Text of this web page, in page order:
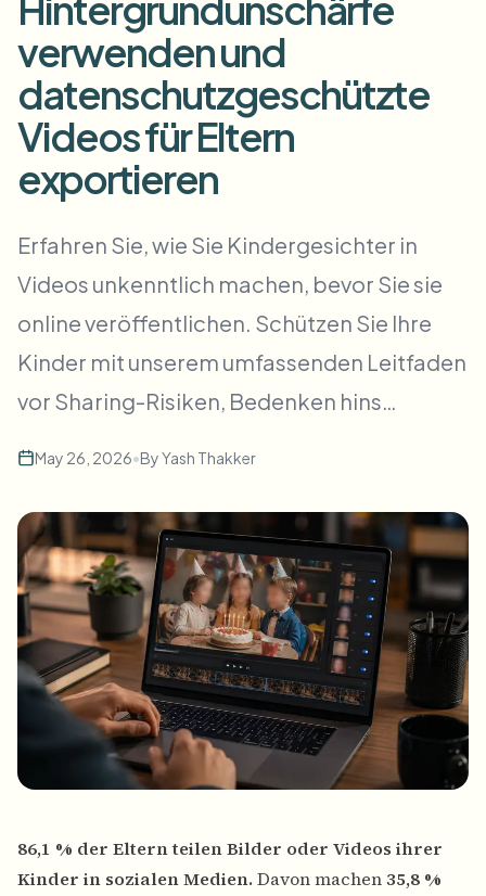
Gesichtstausch - Video
Video-Intelligenz
Bulk-Video-Blur
Viele Videos auf einmal bearbeiten
Massen-Gesichtsweichzeichnung
Hochdurchsatz-Pipelines
Alles weichzeichnen
Enterprise-Zonen, Richtlinien und Überprüfung
Uploads, Jobs und Webhooks automatisieren
Kontaktformular
Video-Intelligenz
Massen-Hintergrundentfernung
verwenden und
datenschutzgeschützte
Videos für Eltern
exportieren
Erfahren Sie, wie Sie Kindergesichter in
Videos unkenntlich machen, bevor Sie sie
online veröffentlichen. Schützen Sie Ihre
Kinder mit unserem umfassenden Leitfaden
vor Sharing-Risiken, Bedenken hins…
May 26, 2026•ByYash Thakker
86,1 % der Eltern teilen Bilder oder Videos ihrer
Kinder in sozialen Medien. Davon machen35,8 %